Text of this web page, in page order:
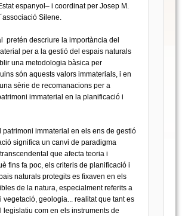
espanyol– i coordinat per Josep M.
Silene.
pretén descriure la importància del
per a la gestió del espais naturals
una metodologia bàsica per
són aquests valors immaterials, i en
sèrie de recomanacions per a
immaterial en la planificació i
patrimoni immaterial en els ens de gestió
significa un canvi de paradigma
que afecta teoria i
fins fa poc, els criteris de planificació i
naturals protegits es fixaven en els
de la natura, especialment referits a
vegetació, geologia... realitat que tant es
legislatiu com en els instruments de